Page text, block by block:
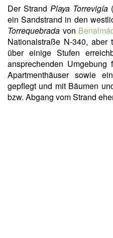
Der Strand Playa Torrevigía
ein Sandstrand in den
Torrequebrada von
Nationalstraße N-340,
über einige Stufen
ansprechenden
Apartmenthäuser sowie
gepflegt und mit Bäumen
bzw. Abgang vom Strand